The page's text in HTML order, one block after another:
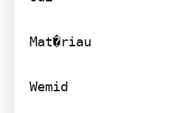
Mat�riau
Wemid